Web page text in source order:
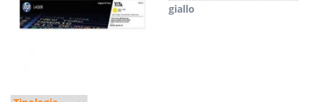
giallo